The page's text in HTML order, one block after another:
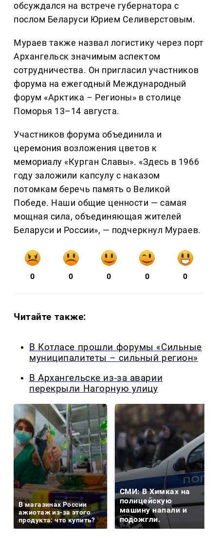
обсуждался на встрече губернатора с
послом Беларуси Юрием Селиверстовым.
Мураев также назвал логистику через порт
Архангельск значимым аспектом
сотрудничества. Он пригласил участников
форума на ежегодный Международный
форум «Арктика – Регионы» в столице
Поморья 13–14 августа.
Участников форума объединила и
церемония возложения цветов к
мемориалу «Курган Славы». «Здесь в 1966
году заложили капсулу с наказом
потомкам беречь память о Великой
Победе. Наши общие ценности — самая
мощная сила, объединяющая жителей
Беларуси и России», — подчеркнул Мураев.
0 0 0 0 0
Читайте также:
В Котласе прошли форумы «Сильные
муниципалитеты – сильный регион»
В Архангельске из-за аварии
перекрыли Нагорную улицу
В магазинах России
ажиотаж из-за этого
продукта: что купить?
СМИ: В Химках на
полицейскую
машину напали и
подожгли.